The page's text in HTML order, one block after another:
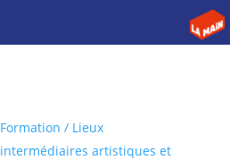
Formation / Lieux
intermédiaires artistiques et